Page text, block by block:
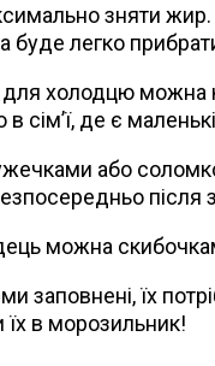
зняти
буде легко
холодцю можна
сім’ї, де є
або
після
можна
заповнені, їх
їх в морозильник!